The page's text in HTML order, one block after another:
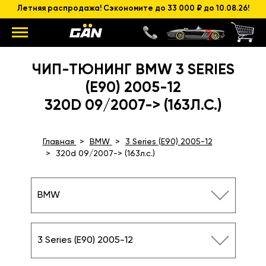
Летняя распродажа! Сэкономите до 33 000 ₽ до 10.08.26!
ЧИП-ТЮНИНГ BMW 3 SERIES
(E90) 2005-12
320D 09/2007-> (163Л.С.)
Главная BMW
3 Series (E90) 2005-12
320d 09/2007-> (163л.с.)
BMW
3 Series (E90) 2005-12